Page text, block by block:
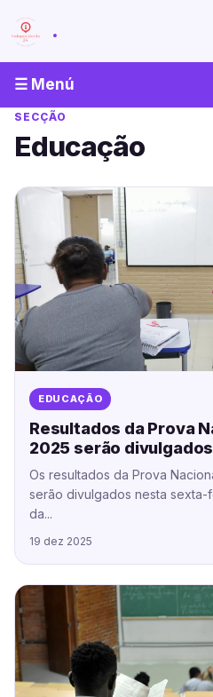
.
☰ Menú
SECÇÃO
Educação
EDUCAÇÃO
Resultados da Prova
2025 serão
Os resultados da Prova
serão divulgados nesta sexta-
da...
19 dez 2025